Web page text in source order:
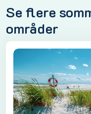
Se flere
områder